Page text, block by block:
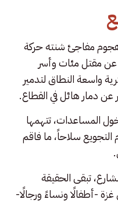
هجوم مفاجئ شنته حركة
مقتل مئات وأسر
واسعة النطاق لتدمير
دمار هائل في القطاع.
المساعدات، تتهمها
سلاحاً، ما فاقم
تبقى الحقيقة
غزة -أطفالًا ونساءً ورجالًا-